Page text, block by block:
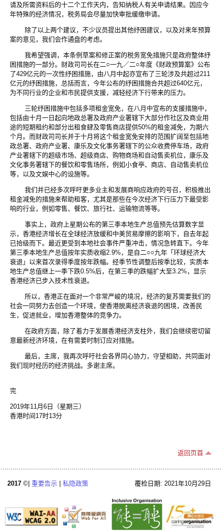
请及所需资料后的十二个工作天内，告知纳税人有关申请结果。因应今
年特殊的经济情况，税务局会尽量加快审批缓缴申请。
除了以上两个建议，不少议员提出其他纾困建议，以及对来年预算
案的意见，我们会作通盘的考虑。
我希望强调，本条例草案和修正案的税务宽免措施只是政府整体纾
困措施的一部分。财政司司长在二○一九／二○年度《财政预算案》公布
了429亿元的一次性纾困措施，由八月中起亦宣布了三轮涉及共超过211
亿元的纾困措施，总括而言，今年公布的纾困措施合共超过640亿元，
为不同行业的企业和市民提供支援，减轻经济下行带来的压力。
三轮纾困措施中包括多项租金宽免，在八月中宣布的支援措施中，
包括由十月一日起向地政总署及政府产业署辖下大部分作社区及商业用
途的短期租约和部分出租食肆及零售商店提供50%的租金减免，为期六
个月。而财政司司长并于十月将这个租金宽免安排的范围扩阔至包括地
政总署、政府产业署、康乐及文化事务署辖下的公众收费停车场，政府
产业署辖下的超级市场、超级商店、购物商场和自动售卖机位，康乐及
文化事务署辖下的餐饮和零售场所，例如小食亭、商店、自动售卖机位
等，以及文娱中心的设施等。
我们并已经多次呼吁更多业主和发展商响应政府的号召，积极推出
租金减免的措施来帮助租客，尤其是那些在今次经济下行压力下最受影
响的行业，例如零售、餐饮、旅行社、运输物流等等。
事实上，政府上星期公布的第三季本地生产总值预先估算数字显
示，香港经济增长在全球经济放缓和中美贸易摩擦的影响下，自去年起
已拾级而下。最近更受到本地社会事件严重冲击，情况急转直下。今年
第三季本地生产总值按年实质收缩2.9%，是自二○○九年「环球经济大
衰退」以来首次录得季度按年跌幅。经季节性调整后按季比较，实质本
地生产总值继上一季下跌0.5%后，在第三季的跌幅扩大至3.2%，显示
香港经济已步入技术性衰退。
所以，香港正在面对一个非常严峻的境况，经济的复苏需要我们的
社会一同努力去创造一个环境，使香港脱离经济衰退的困境，改善民
生，促进就业，增加香港整体的竞争力。
在政府方面，除了着力于发展香港经济支柱外，我们会继续密切留
意最新经济环境，在有需要时制订应对措施。
最后，主席，我再次呼吁社会各界同心协力，守望相助，共同面对
我们现时经历的经济挑战。多谢主席。
完
2019年11月6日（星期三）
香港时间17时13分
返回页首
2017 ©| 重要告示 私隐政策 覆检日期: 2021年10月29日